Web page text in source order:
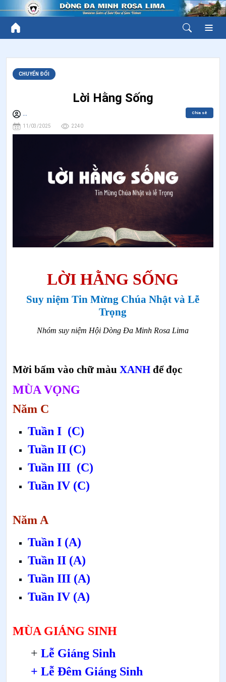
CHUYỂN ĐỔI
Lời Hằng Sống
...
11/03/2025 2240
Chia sẻ
LỜI HẰNG SỐNG
Suy niệm Tin Mừng Chúa Nhật và Lễ
Trọng
Nhóm suy niệm Hội Dòng Đa Minh Rosa Lima
Mời bấm vào chữ màu XANH để đọc
MÙA VỌNG
Năm C
Tuần I (C)
Tuần II (C)
Tuần III (C)
Tuần IV (C)
Năm A
Tuần I (A)
Tuần II (A)
Tuần III (A)
Tuần IV (A)
MÙA GIÁNG SINH
+ Lễ Giáng Sinh
+ Lễ Đêm Giáng Sinh